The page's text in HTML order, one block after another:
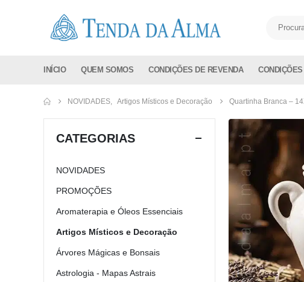
INÍCIO QUEM SOMOS CONDIÇÕES DE REVENDA
NOVIDADES, Artigos Místicos e Decoração Quartinha Branca –
CATEGORIAS
NOVIDADES
PROMOÇÕES
Aromaterapia e Óleos Essenciais
Artigos Místicos e Decoração
Árvores Mágicas e Bonsais
Astrologia - Mapas Astrais